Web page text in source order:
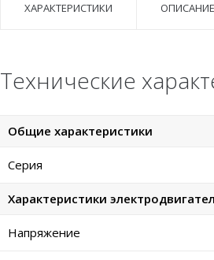
ХАРАКТЕРИСТИКИ ОПИСАНИЕ
Технические
Общие характеристики
Серия
Характеристики
Напряжение